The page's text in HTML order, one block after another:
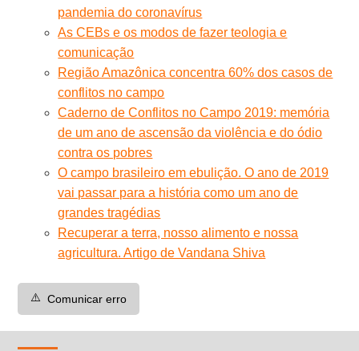
pandemia do coronavírus
As CEBs e os modos de fazer teologia e
comunicação
Região Amazônica concentra 60% dos casos de
conflitos no campo
Caderno de Conflitos no Campo 2019: memória
de um ano de ascensão da violência e do ódio
contra os pobres
O campo brasileiro em ebulição. O ano de 2019
vai passar para a história como um ano de
grandes tragédias
Recuperar a terra, nosso alimento e nossa
agricultura. Artigo de Vandana Shiva
⚠️ Comunicar erro